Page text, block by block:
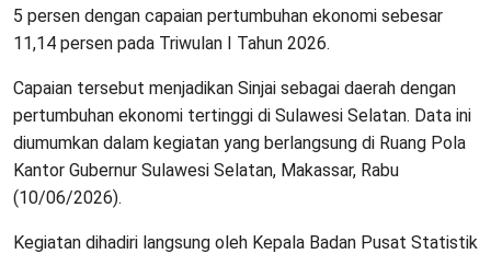
5 persen dengan capaian pertumbuhan ekonomi sebesar
11,14 persen pada Triwulan I Tahun 2026.
Capaian tersebut menjadikan Sinjai sebagai daerah dengan
pertumbuhan ekonomi tertinggi di Sulawesi Selatan. Data ini
diumumkan dalam kegiatan yang berlangsung di Ruang Pola
Kantor Gubernur Sulawesi Selatan, Makassar, Rabu
(10/06/2026).
Kegiatan dihadiri langsung oleh Kepala Badan Pusat Statistik